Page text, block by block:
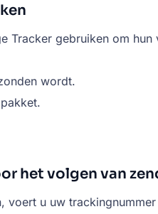
Tracker gebruiken om
wordt.
het volgen van
voert u uw